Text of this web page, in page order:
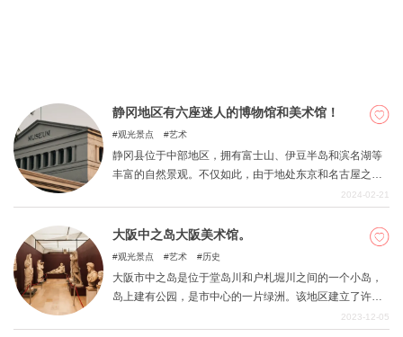
静冈地区有六座迷人的博物馆和美术馆！
观光景点 艺术
静冈县位于中部地区，拥有富士山、伊豆半岛和滨名湖等
丰富的自然景观。不仅如此，由于地处东京和名古屋之
间，该地区工业发达，人与人之间的交流也带来了丰富多
力的六家博物馆和美术馆，您一定要去看看。何不将它们
作为您下一次旅行的目的地呢？
2024-02-21
大阪中之岛大阪美术馆。
观光景点 艺术 历史
大阪市中之岛是位于堂岛川和户札堀川之间的一个小岛，
岛上建有公园，是市中心的一片绿洲。该地区建立了许多
2023-12-05